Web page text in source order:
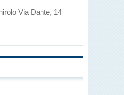
Via Dante, 14